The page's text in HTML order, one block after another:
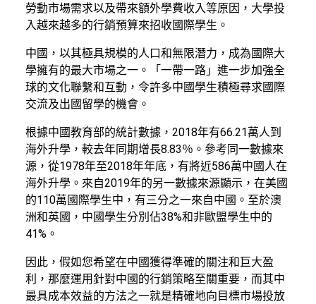
勞動市場需求以及帶來額外學費收入等原因，大學投
入越來越多的行銷預算來招收國際學生。
中國，以其極具規模的人口和無限潛力，成為國際大
學擁有的最大市場之一。「一帶一路」進一步加強全
球的文化聯繫和互動，令許多中國學生積極尋求國際
交流及出國留學的機會。
根據中國教育部的統計數據，2018年有66.21萬人到
海外升學，較去年同期增長8.83％。參考同一數據來
源，從1978年至2018年年底，有將近586萬中國人在
海外升學。來自2019年的另一數據來源顯示，在美國
的110萬國際學生中，有三分之一來自中國。至於澳
洲和英國，中國學生分別佔38%和非歐盟學生中的
41%。
因此，假如您希望在中國獲得準確的關注和巨大盈
利，那麼運用針對中國的行銷策略至關重要，而其中
最具成本效益的方法之一就是精確地向目標市場投放